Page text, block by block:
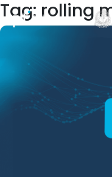
Tag: rolling